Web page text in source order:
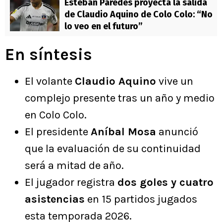
Esteban Paredes proyecta la salida
de Claudio Aquino de Colo Colo: “No
lo veo en el futuro”
En síntesis
El volante Claudio Aquino vive un
complejo presente tras un año y medio
en Colo Colo.
El presidenteAníbal Mosa anunció
que la evaluación de su continuidad
será a mitad de año.
El jugador registra dos goles y cuatro
asistencias en 15 partidos jugados
esta temporada 2026.